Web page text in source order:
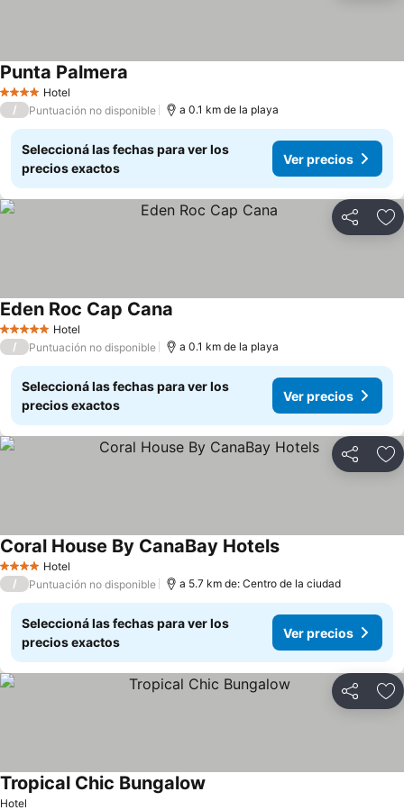
4 EstrellasHotel
Punta Palmera
/ Puntuación no disponible a 0.1 km de la playa
Seleccioná las fechas para ver los
precios exactos
Ver precios
Compartir
5 Estrellas Hotel
Eden Roc Cap Cana
/ Puntuación no disponible a 0.1 km de la playa
Seleccioná las fechas para ver los
precios exactos
Ver precios
Compartir
4 EstrellasHotel
Coral House By CanaBay HotelsVer precios
/ Puntuación no disponible a 5.7 km de: Centro de la ciudad
Seleccioná las fechas para ver los
precios exactos
Ver precios
Compartir
Hotel
Tropical Chic Bungalow